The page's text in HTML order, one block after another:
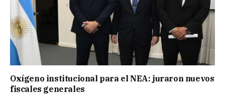
Oxígeno institucional para el NEA: juraron nuevos
fiscales generales